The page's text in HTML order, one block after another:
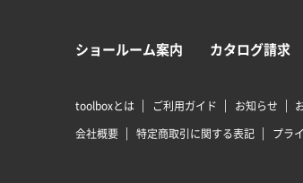
ショールーム案内 カタログ請求
toolboxとは ご利用ガイド お知らせ
会社概要
特定商取引に関する表記 プラ